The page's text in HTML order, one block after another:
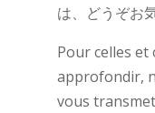
は、どうぞお
Pour celles
approfondir,
vous